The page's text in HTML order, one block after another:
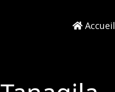
Accueil